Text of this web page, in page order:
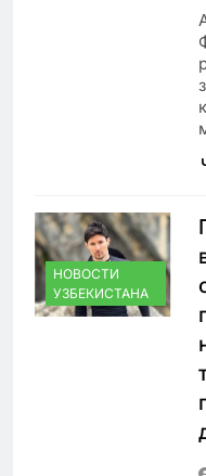
НОВОСТИ
УЗБЕКИСТАНА